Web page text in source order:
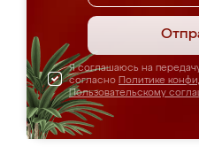
Я соглашаюсь на
согласно Политике
Пользовательскому